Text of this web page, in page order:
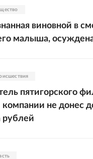
виновной в
малыша,
пятигорского
компании не донес
рублей